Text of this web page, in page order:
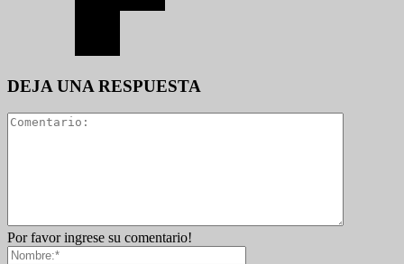
DEJA UNA RESPUESTA
Por favor ingrese su comentario!